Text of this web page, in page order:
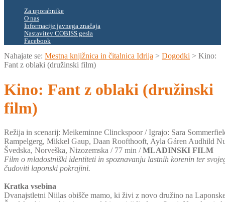
Za uporabnike
O nas
Informacije javnega značaja
Nastavitev COBISS gesla
Facebook
Nahajate se: Mestna knjižnica in čitalnica Idrija > Dogodki > Kino:
Fant z oblaki (družinski film)
Kino: Fant z oblaki (družinski
film)
Režija in scenarij: Meikeminne Clinckspoor / Igrajo: Sara
Rampelgerg, Mikkel Gaup, Daan Roofthooft, Ayla Gáren Audhild
Švedska, Norveška, Nizozemska / 77 min /MLADINSKI FILM
Film o mladostniški identiteti in spoznavanju lastnih korenin ter
čudoviti laponski pokrajini.
Kratka vsebina
Dvanajstletni Niilas obišče mamo, ki živi z novo družino na